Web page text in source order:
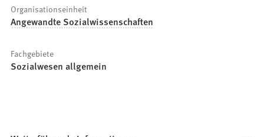
Organisationseinheit
Angewandte Sozialwissenschaften
Fachgebiete
Sozialwesen allgemein